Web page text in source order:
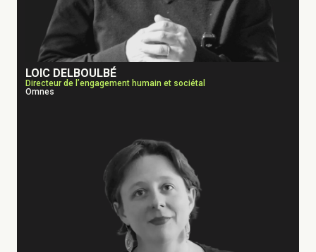
LOIC DELBOULBÉ
Directeur de l’engagement humain et sociétal
Omnes